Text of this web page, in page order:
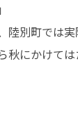
陸別町では
秋にかけて